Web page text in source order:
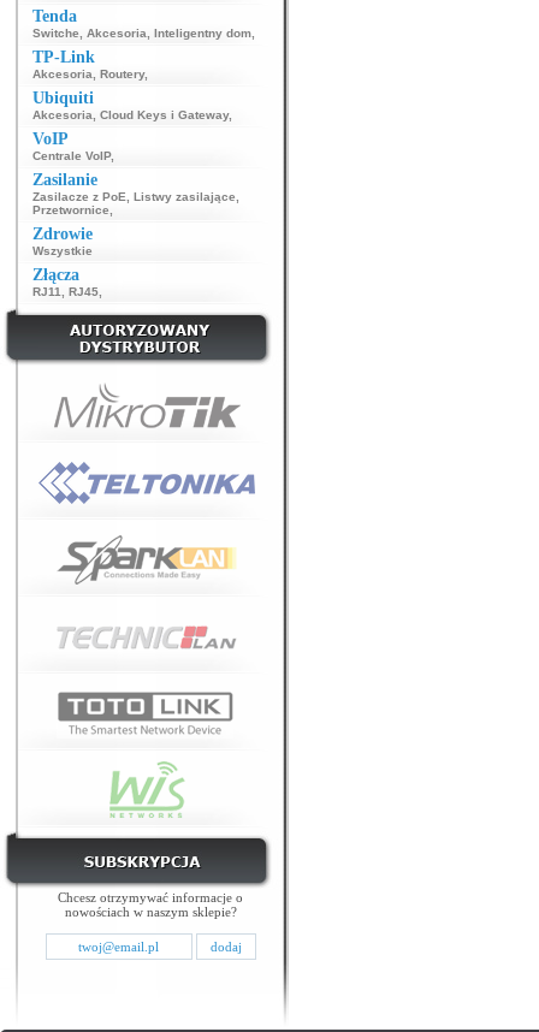
Tenda
Switche Akcesoria Inteligentny dom
TP-Link
Akcesoria Routery,
Ubiquiti
Akcesoria Cloud Keys i Gateway,
VoIP
Centrale VoIP,
Zasilanie
Zasilacze z PoE Listwy zasilające
Przetwornice
Zdrowie
Wszystkie
Złącza
RJ11 RJ45
Chcesz otrzymywać informacje o
nowościach w naszym sklepie?